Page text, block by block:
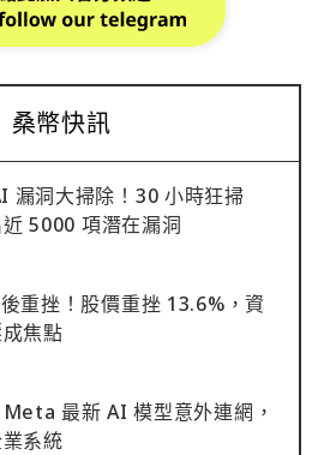
桑幣快訊
漏洞大掃除！30 小時狂掃
5000 項潛在漏洞
重挫！股價重挫 13.6%，資
焦點
最新 AI 模型意外連網，
系統